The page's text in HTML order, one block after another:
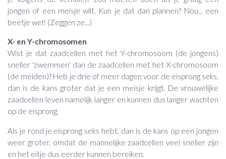
jongen of een meisje wilt. Kun je dat dan plannen? Nou... een
beetje wel! (Zeggen ze...)
X- en Y-chromosomen
Wist je dat zaadcellen met het Y-chromosoom (de jongens)
sneller 'zwemmen' dan de zaadcellen met het X-chromosoom
(de meiden)? Heb je drie of meer dagen voor de eisprong seks,
dan is de kans groter dat je een meisje krijgt. De vrouwelijke
zaadcellen leven namelijk langer en kunnen dus langer wachten
op de eisprong.
Als je rond je eisprong seks hebt, dan is de kans op een jongen
weer groter, omdat de mannelijke zaadcellen veel sneller zijn
en het eitje dus eerder kunnen bereiken.